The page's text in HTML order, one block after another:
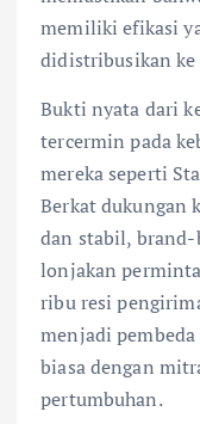
memiliki efikasi
didistribusikan
Bukti nyata dari
tercermin pada
mereka seperti
Berkat dukungan
dan stabil,
lonjakan
ribu resi
menjadi
biasa dengan
pertumbuhan.